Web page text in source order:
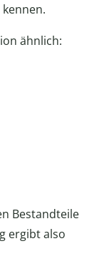
ähnlich:
Bestandteile
ergibt also